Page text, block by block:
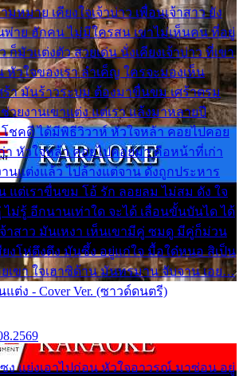
หมาย เคียงใจเจ้าบ่าว เพื่อนเจ้าสาว ยัง
พ่าย ฮักคน ไม่มีใครสน เขาไม่เห็นคน ที่อยู่
ก็มัวแต่งตัว สวยเด่น นั่งเคียงเจ้าบ่าว ที่เขา
หัวใจของเรา ลำเค็ญ ใครจะมองเห็น
ร้า มันร้าวระบม ต้องมาขื่นขม เศร้าตรม
ยงานเขาแต่ง แต่เรา แล้งมาหลายปี
โชคดี ได้มีพิธีวิวาห์ หัวใจหล้า คอยไปคอย
า หัวใจหล้า คอยไปคอยมา คือหน้าที่เก่า
นแต่งแล้ว ไปล้างแต่จาน ดั่งถูกประหาร
แต่เราขื่นขม โอ้ รัก ลอยลม ไม่สม ดัง ใจ
ม่รู้ อีกนานเท่าใด จะได้ เลื่อนขั้นบันได ได้
าสาว มันเหงา เห็นเขามีคู่ ซมดู มีคู่ก็ม่วน
งโห่ตึงตึง มันซึ้ง อยู่แก่ใจ มื้อใด๋หนอ สิเป็น
เขา ใจเฮาซิด้าน มันทรมาน จับจาน เอย…
ต่ง - Cover Ver. (ซาวด์ดนตรี)
ง แย่งเอาไปก่อน หัวใจอาวรณ์ มาซ่อน อยู่